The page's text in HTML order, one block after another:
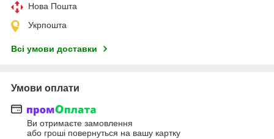
Нова Пошта
Укрпошта
Всі умови доставки
Умови оплати
Ви отримаєте замовлення
або гроші повернуться на вашу картку